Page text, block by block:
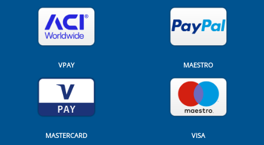
VPAY MAESTRO
MASTERCARD VISA